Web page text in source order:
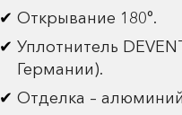
Открывание 180°.
Уплотнитель
Германии).
Отделка –